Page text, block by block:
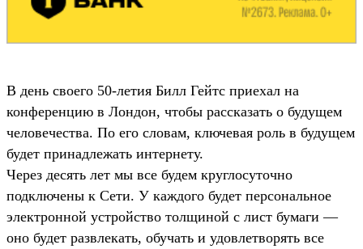
В день своего 50-летия Билл Гейтс приехал на
конференцию в Лондон, чтобы рассказать о будущем
человечества. По его словам, ключевая роль в будущем
будет принадлежать интернету.
Через десять лет мы все будем круглосуточно
подключены к Сети. У каждого будет персональное
электронной устройство толщиной с лист бумаги —
оно будет развлекать, обучать и удовлетворять все